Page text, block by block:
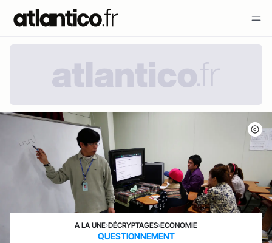
A LA UNE›DÉCRYPTAGES›ECONOMIE
QUESTIONNEMENT